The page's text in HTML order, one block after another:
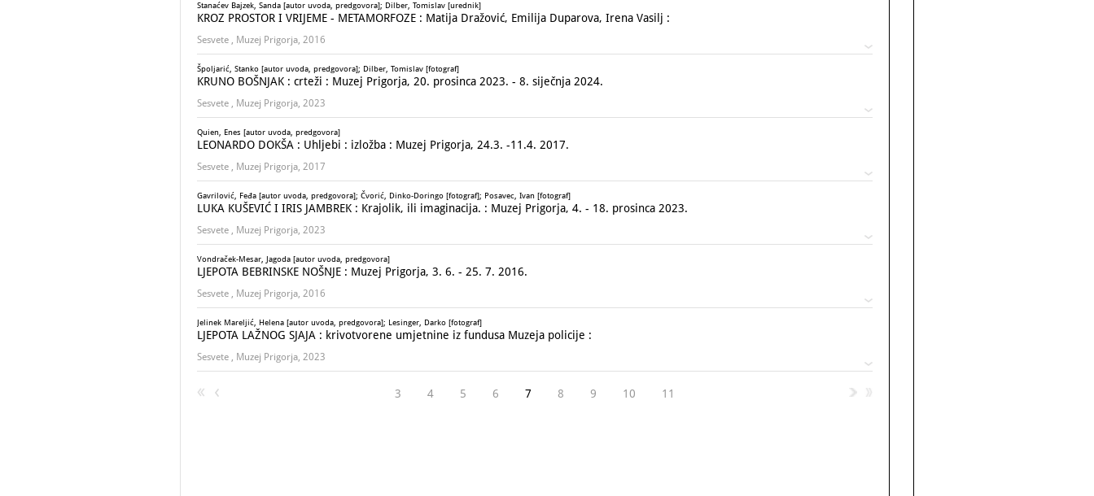
Stanaćev Bajzek, Sanda [autor uvoda, predgovora]; Dilber, Tomislav [urednik]
KROZ PROSTOR I VRIJEME - METAMORFOZE : Matija Dražović, Emilija Duparova, Irena Vasilj :
Sesvete , Muzej Prigorja, 2016
Špoljarić, Stanko [autor uvoda, predgovora]; Dilber, Tomislav [fotograf]
KRUNO BOŠNJAK : crteži : Muzej Prigorja, 20. prosinca 2023. - 8. siječnja 2024.
Sesvete , Muzej Prigorja, 2023
Quien, Enes [autor uvoda, predgovora]
LEONARDO DOKŠA : Uhljebi : izložba : Muzej Prigorja, 24.3. -11.4. 2017.
Sesvete , Muzej Prigorja, 2017
Gavrilović, Feđa [autor uvoda, predgovora]; Čvorić, Dinko-Doringo [fotograf]; Posavec, Ivan [fotograf]
LUKA KUŠEVIĆ I IRIS JAMBREK : Krajolik, ili imaginacija. : Muzej Prigorja, 4. - 18. prosinca 2023.
Sesvete , Muzej Prigorja, 2023
Vondraček-Mesar, Jagoda [autor uvoda, predgovora]
LJEPOTA BEBRINSKE NOŠNJE : Muzej Prigorja, 3. 6. - 25. 7. 2016.
Sesvete , Muzej Prigorja, 2016
Jelinek Mareljić, Helena [autor uvoda, predgovora]; Lesinger, Darko [fotograf]
LJEPOTA LAŽNOG SJAJA : krivotvorene umjetnine iz fundusa Muzeja policije :
Sesvete , Muzej Prigorja, 2023
3 4 5 6 7 8 9 10 11